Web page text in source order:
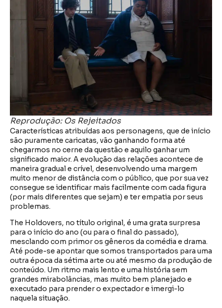
Reprodução: Os Rejeitados
Características atribuídas aos personagens, que de início
são puramente caricatas, vão ganhando forma até
chegarmos no cerne da questão e aquilo ganhar um
significado maior. A evolução das relações acontece de
maneira gradual e crível, desenvolvendo uma margem
muito menor de distância com o público, que por sua vez
consegue se identificar mais facilmente com cada figura
(por mais diferentes que sejam) e ter empatia por seus
problemas.
The Holdovers, no título original, é uma grata surpresa
para o início do ano (ou para o final do passado),
mesclando com primor os gêneros da comédia e drama.
Até pode-se apontar que somos transportados para uma
outra época da sétima arte ou até mesmo da produção de
conteúdo. Um ritmo mais lento e uma história sem
grandes mirabolâncias, mas muito bem planejado e
executado para prender o expectador e imergi-lo
naquela situação.